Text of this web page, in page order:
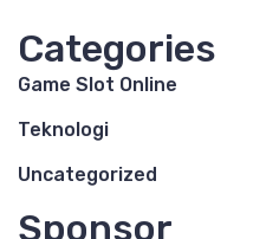
Categories
Game Slot Online
Teknologi
Uncategorized
Sponsor